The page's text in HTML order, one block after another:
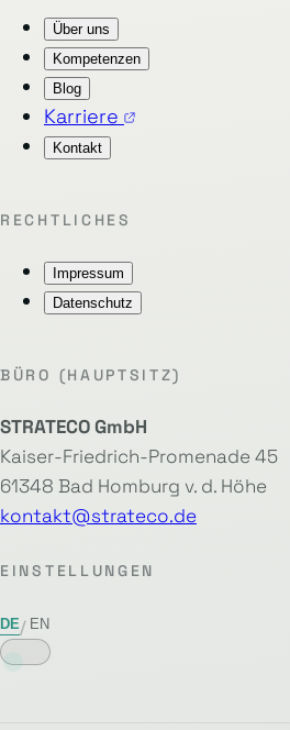
Über uns
Kompetenzen
Blog
Karriere
Kontakt
RECHTLICHES
Impressum
Datenschutz
BÜRO (HAUPTSITZ)
STRATECO GmbH
Kaiser-Friedrich-Promenade 45
61348 Bad Homburg v. d. Höhe
kontakt@strateco.de
EINSTELLUNGEN
DE/ EN